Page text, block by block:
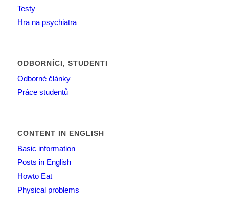
Testy
Hra na psychiatra
ODBORNÍCI, STUDENTI
Odborné články
Práce studentů
CONTENT IN ENGLISH
Basic information
Posts in English
Howto Eat
Physical problems